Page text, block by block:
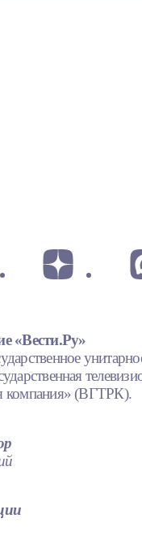
«Вести.Ру»
компания» (ВГТРК).